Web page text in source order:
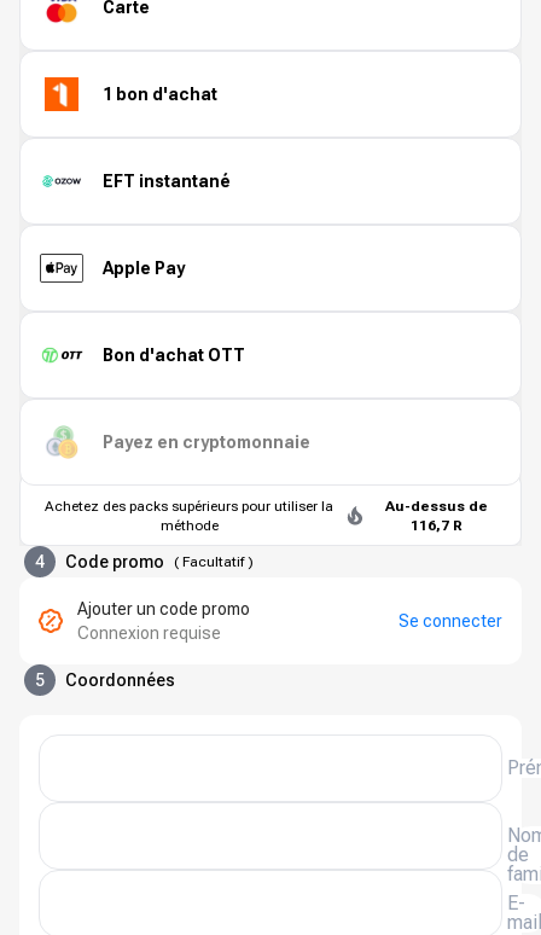
Carte
1 bon d'achat
EFT instantané
Apple Pay
Bon d'achat OTT
Payez en cryptomonnaie
Achetez des packs supérieurs pour utiliser la
méthode
Au-dessus de
116,7 R
4 Code promo ( Facultatif)
Ajouter un code promo
Connexion requise
Se connecter
5 Coordonnées
de
E-
mail